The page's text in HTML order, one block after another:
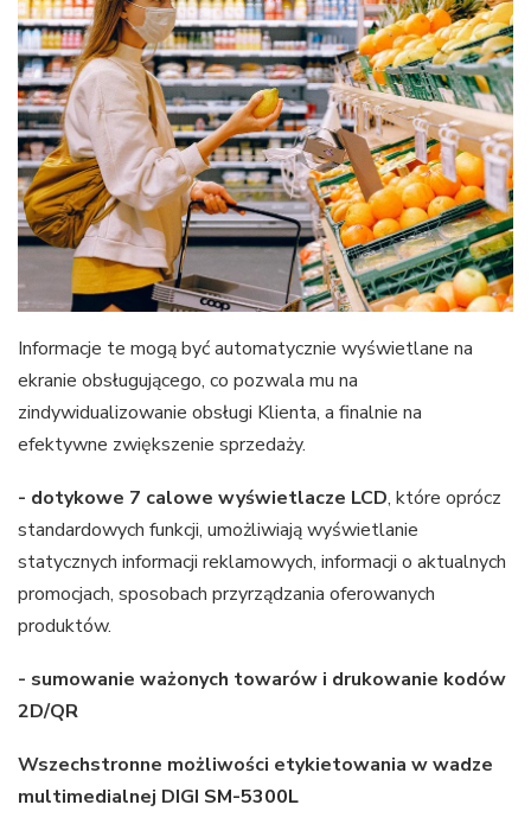
Informacje te mogą być automatycznie wyświetlane na
ekranie obsługującego, co pozwala mu na
zindywidualizowanie obsługi Klienta, a finalnie na
efektywne zwiększenie sprzedaży.
- dotykowe 7 calowe wyświetlacze LCD, które oprócz
standardowych funkcji, umożliwiają wyświetlanie
statycznych informacji reklamowych, informacji o aktualnych
promocjach, sposobach przyrządzania oferowanych
produktów.
- sumowanie ważonych towarów i drukowanie kodów
2D/QR
Wszechstronne możliwości etykietowania w wadze
multimedialnej DIGI SM-5300L